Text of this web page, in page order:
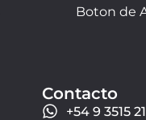
Boton de
Contacto
+54 9 3515